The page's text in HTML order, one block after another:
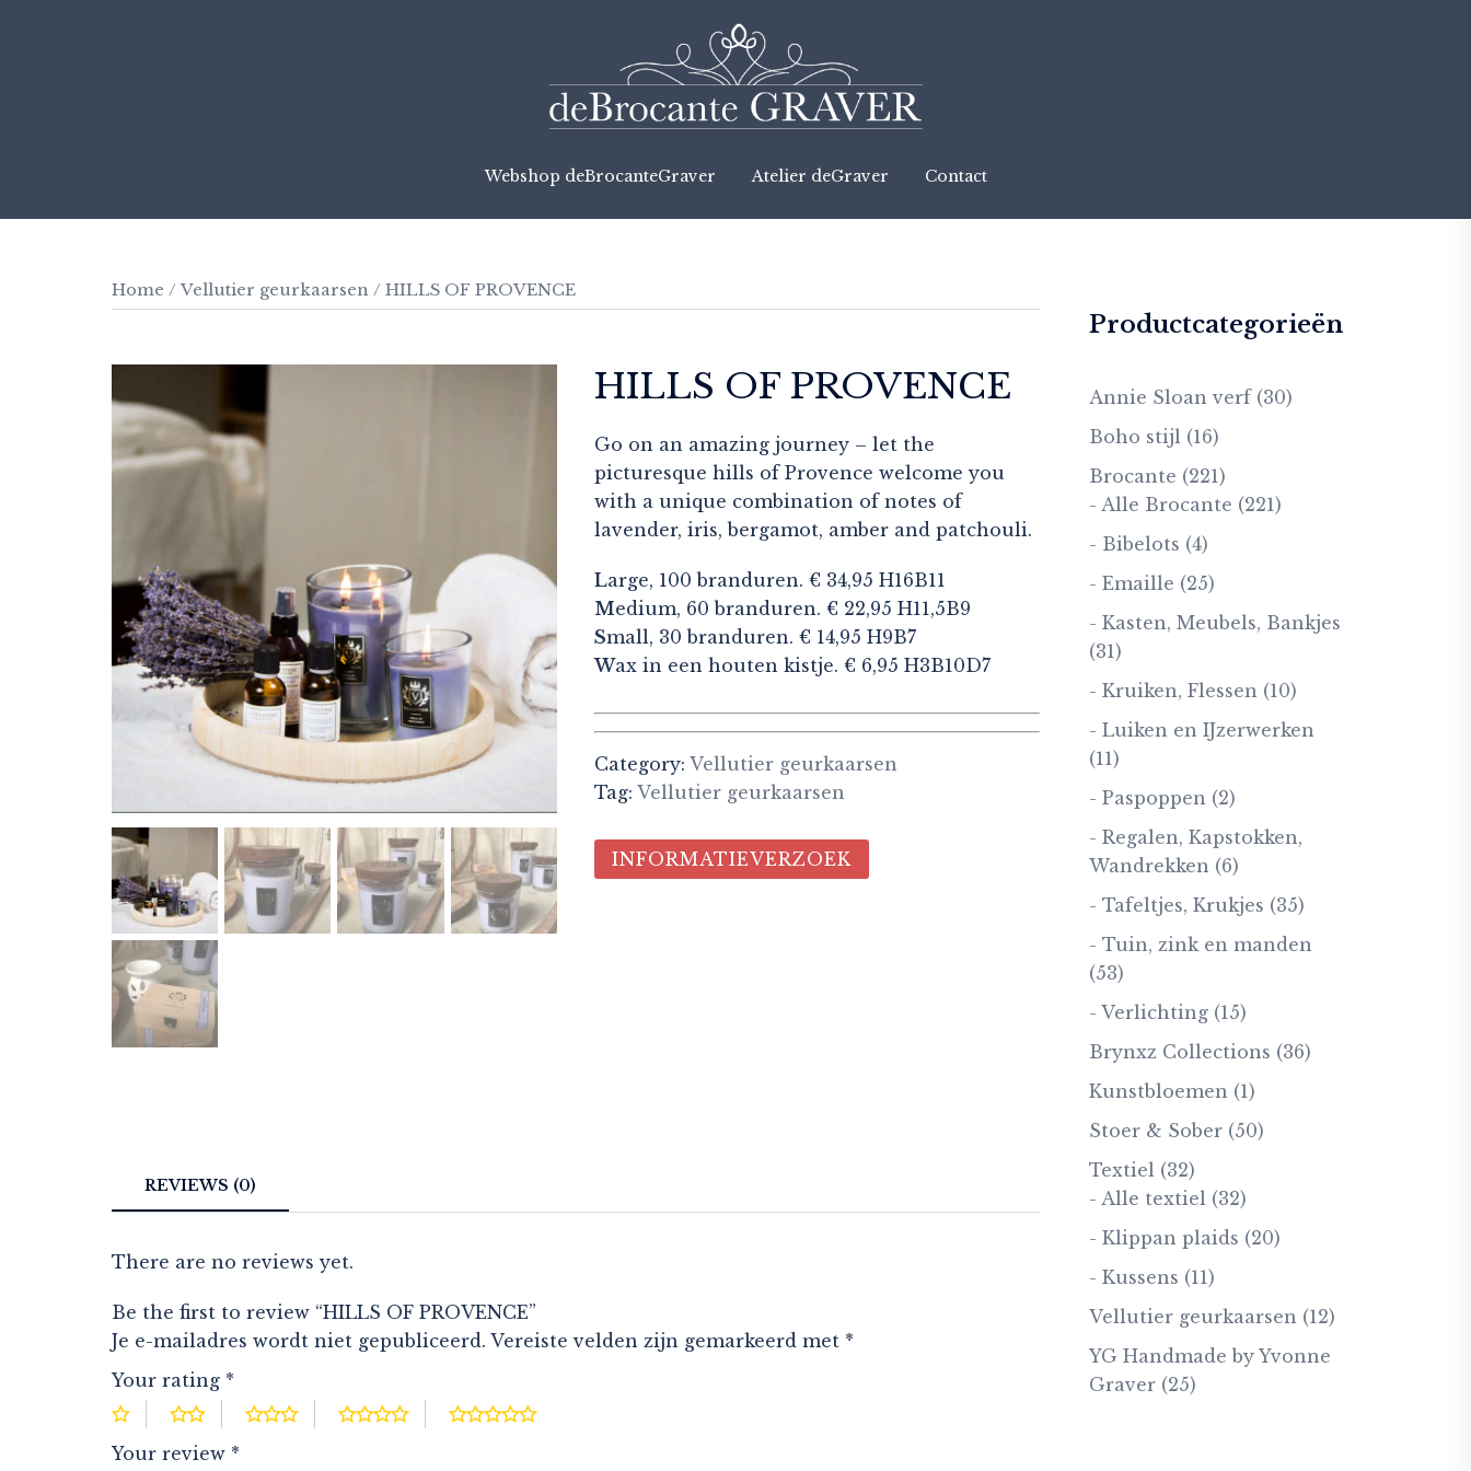
Webshop deBrocanteGraver Atelier deGraver Contact
Home / Vellutier geurkaarsen / HILLS OF PROVENCE
HILLS OF PROVENCE
Go on an amazing journey – let the
picturesque hills of Provence welcome you
with a unique combination of notes of
lavender, iris, bergamot, amber and patchouli.
Large, 100 branduren. € 34,95 H16B11
Medium, 60 branduren. € 22,95 H11,5B9
Small, 30 branduren. € 14,95 H9B7
Wax in een houten kistje. € 6,95 H3B10D7
Category: Vellutier geurkaarsen
Tag: Vellutier geurkaarsen
INFORMATIEVERZOEK
REVIEWS (0)
There are no reviews yet.
Be the first to review “HILLS OF PROVENCE”
Je e-mailadres wordt niet gepubliceerd. Vereiste velden zijn gemarkeerd met *
Your rating *
Your review *
Productcategorieën
Annie Sloan verf (30)
Boho stijl (16)
Brocante (221)
- Alle Brocante (221)
- Bibelots (4)
- Emaille (25)
- Kasten, Meubels, Bankjes
(31)
- Kruiken, Flessen (10)
- Luiken en IJzerwerken
(11)
- Paspoppen (2)
- Regalen, Kapstokken,
Wandrekken (6)
- Tafeltjes, Krukjes (35)
- Tuin, zink en manden
(53)
- Verlichting (15)
Brynxz Collections (36)
Kunstbloemen (1)
Stoer & Sober (50)
Textiel (32)
- Alle textiel (32)
- Klippan plaids (20)
- Kussens (11)
Vellutier geurkaarsen (12)
YG Handmade by Yvonne
Graver (25)